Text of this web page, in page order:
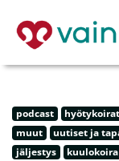
podcast hyötykoirat
muut
uutiset ja
jäljestys
kuulokoira